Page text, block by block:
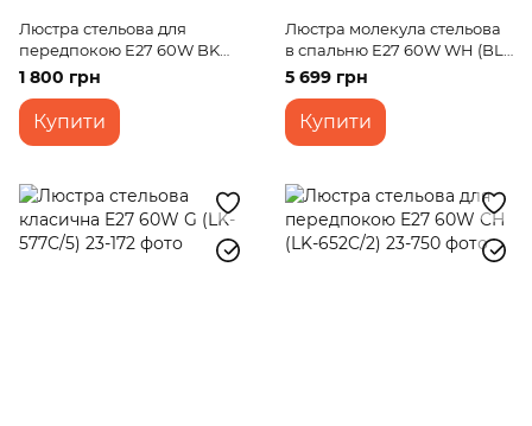
Люстра стельова для
передпокою E27 60W BK
(LK-657C/2)
1 800 грн
Купити
Люстра молекула стельова
в спальню E27 60W WH (BL-
315C/5)
5 699 грн
Купити